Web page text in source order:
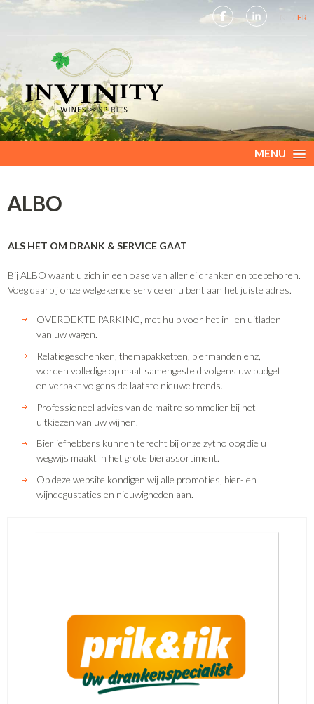
FR
MENU
ALBO
ALS HET OM DRANK & SERVICE GAAT
Bij ALBO waant u zich in een oase van allerlei dranken en toebehoren.
Voeg daarbij onze welgekende service en u bent aan het juiste adres.
OVERDEKTE PARKING, met hulp voor het in- en uitladen
van uw wagen.
Relatiegeschenken, themapakketten, biermanden enz,
worden volledige op maat samengesteld volgens uw budget
en verpakt volgens de laatste nieuwe trends.
Professioneel advies van de maitre sommelier bij het
uitkiezen van uw wijnen.
Bierliefhebbers kunnen terecht bij onze zytholoog die u
wegwijs maakt in het grote bierassortiment.
Op deze website kondigen wij alle promoties, bier- en
wijndegustaties en nieuwigheden aan.